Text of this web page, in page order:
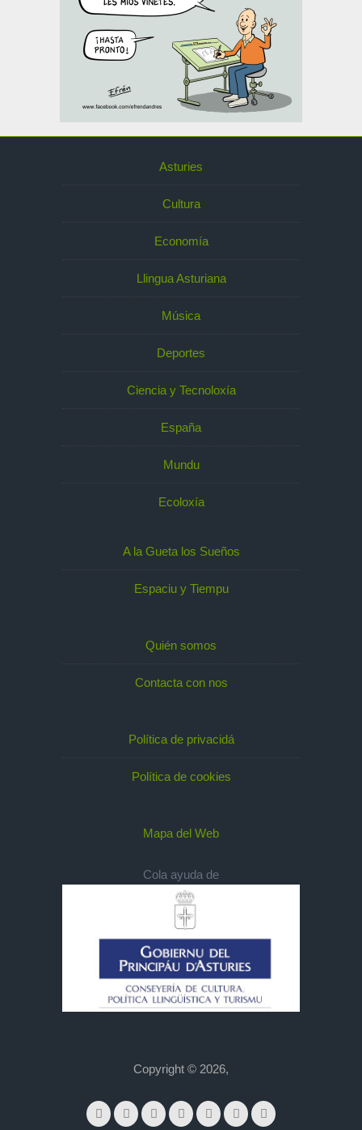
Asturies
Cultura
Economía
Llingua Asturiana
Música
Deportes
Ciencia y Tecnoloxía
España
Mundu
Ecoloxía
A la Gueta los Sueños
Espaciu y Tiempu
Quién somos
Contacta con nos
Política de privacidá
Política de cookies
Mapa del Web
Cola ayuda de
Copyright © 2026,